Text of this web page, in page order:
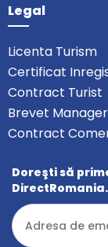
Legal
Licenta Turism
Certificat
Contract Turist
Brevet Manager
Contract
Doreşti să